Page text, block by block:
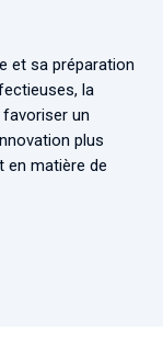
et sa préparation
la
favoriser un
plus
en matière de